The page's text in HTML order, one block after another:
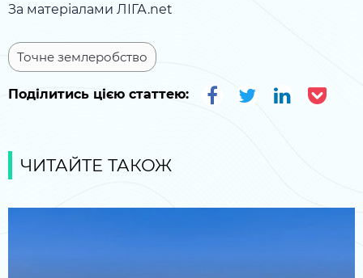
За матеріалами ЛІГА.net
Точне землеробство
Поділитись цією статтею:
ЧИТАЙТЕ ТАКОЖ